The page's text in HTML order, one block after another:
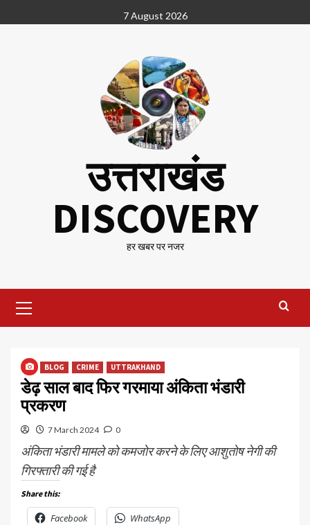
to
7 August 2026
उत्तराखंड
DISCOVERY
हर खबर पर नजर
Menu
BLOG CRIME UTTRAKHAND
डेढ़ साल बाद फिर गरमाया अंकिता भंडारी
प्रकरण
7 March 2024 0
अंकिता भंडारी मामले को कमजोर करने के लिए आशुतोष नेगी की
गिरफ्तारी की गई है
Share this:
Facebook WhatsApp